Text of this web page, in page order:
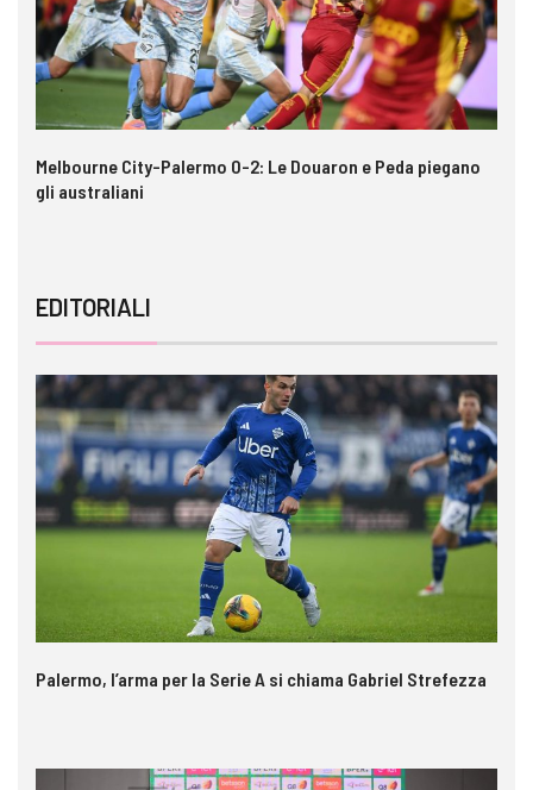
Melbourne City-Palermo 0-2: Le Douaron e Peda piegano
gli australiani
EDITORIALI
Palermo, l’arma per la Serie A si chiama Gabriel Strefezza